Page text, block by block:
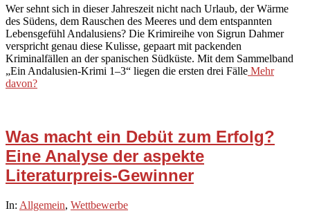
20
Wer sehnt sich in dieser Jahreszeit nicht nach Urlaub, der Wärme
des Südens, dem Rauschen des Meeres und dem entspannten
Lebensgefühl Andalusiens? Die Krimireihe von Sigrun Dahmer
verspricht genau diese Kulisse, gepaart mit packenden
Kriminalfällen an der spanischen Südküste. Mit dem Sammelband
„Ein Andalusien-Krimi 1–3“ liegen die ersten drei Fälle Mehr
davon?
Was macht ein Debüt zum Erfolg?
Eine Analyse der aspekte
Literaturpreis-Gewinner
2026-
In: Allgemein, Wettbewerbe